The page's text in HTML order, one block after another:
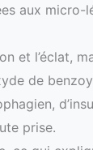
aux micro-
et l’éclat,
de
prise.